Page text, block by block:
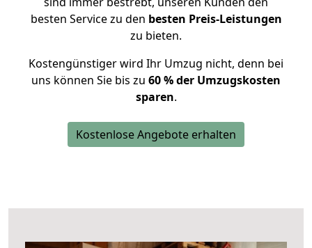
besten Service zu den besten Preis-Leistungen
zu bieten.
Kostengünstiger wird Ihr Umzug nicht, denn bei
uns können Sie bis zu 60 % der Umzugskosten
sparen.
Kostenlose Angebote erhalten